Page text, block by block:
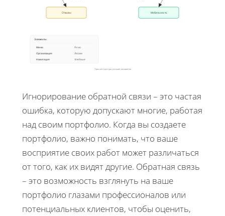
Отзывы Мобильность
Элементы
Меню Ясно
Организация
Логика
Навигация
Хлебные
Простая структура улучшает восприятие
Игнорирование обратной связи – это частая
ошибка, которую допускают многие, работая
над своим портфолио. Когда вы создаете
портфолио, важно понимать, что ваше
восприятие своих работ может различаться
от того, как их видят другие. Обратная связь
– это возможность взглянуть на ваше
портфолио глазами профессионалов или
потенциальных клиентов, чтобы оценить,